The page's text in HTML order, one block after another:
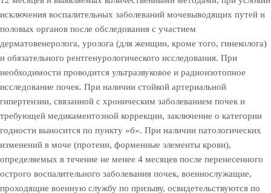
исключения воспалительных заболеваний мочевыводящих путей и
половых органов после обследования с участием
дерматовенеролога, уролога (для женщин, кроме того, гинеколога)
и обязательного рентгенурологического исследования. При
необходимости проводится ультразвуковое и радиоизотопное
исследование почек. При наличии стойкой артериальной
гипертензии, связанной с хроническим заболеванием почек и
требующей медикаментозной коррекции, заключение о категории
годности выносится по пункту «б». При наличии патологических
изменений в моче (протеин, форменные элементы крови),
определяемых в течение не менее 4 месяцев после перенесенного
острого воспалительного заболевания почек, военнослужащие,
проходящие военную службу по призыву, освидетельствуются по